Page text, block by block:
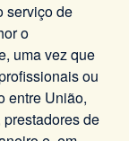
serviço de
o
uma vez que
ou
entre União,
de